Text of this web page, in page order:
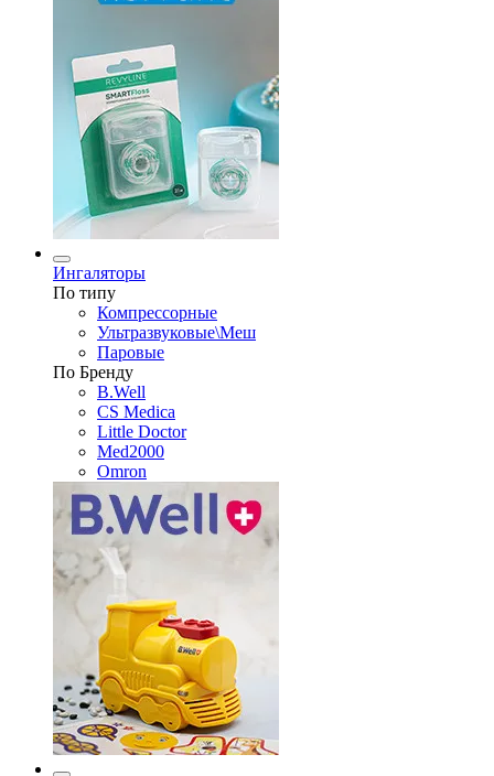
Ингаляторы
По типу
Компрессорные
Ультразвуковые\Меш
Паровые
По Бренду
B.Well
CS Medica
Little Doctor
Med2000
Omron